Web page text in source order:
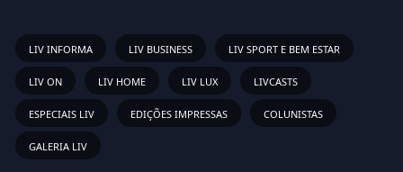
LIV INFORMA LIV BUSINESS LIV SPORT E BEM ESTAR
LIV ON LIV HOME LIV LUX LIVCASTS
ESPECIAIS LIV EDIÇÕES IMPRESSAS COLUNISTAS
GALERIA LIV